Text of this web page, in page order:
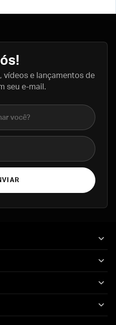
vídeos e lançamentos de
seu e-mail.